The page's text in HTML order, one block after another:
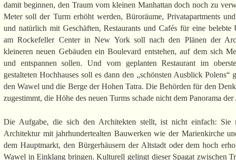
damit beginnen, den Traum vom kleinen Manhattan doch noch zu
Meter soll der Turm erhöht werden, Büroräume, Privatapartments
und natürlich mit Geschäften, Restaurants und Cafés für eine belebte
am Rockefeller Center in New York soll nach den Plänen der
kleineren neuen Gebäuden ein Boulevard entstehen, auf dem sich
und entspannen sollen. Und vom geplanten Restaurant im
gestalteten Hochhauses soll es dann den „schönsten Ausblick Polens“
den Wawel und die Berge der Hohen Tatra. Die Behörden für den
zugestimmt, die Höhe des neuen Turms schade nicht dem Panorama der
Die Aufgabe, die sich den Architekten stellt, ist nicht einfach: Sie
Architektur mit jahrhundertealten Bauwerken wie der Marienkirche
dem Hauptmarkt, den Bürgerhäusern der Altstadt oder dem hoch
Wawel in Einklang bringen. Kulturell gelingt dieser Spagat zwischen